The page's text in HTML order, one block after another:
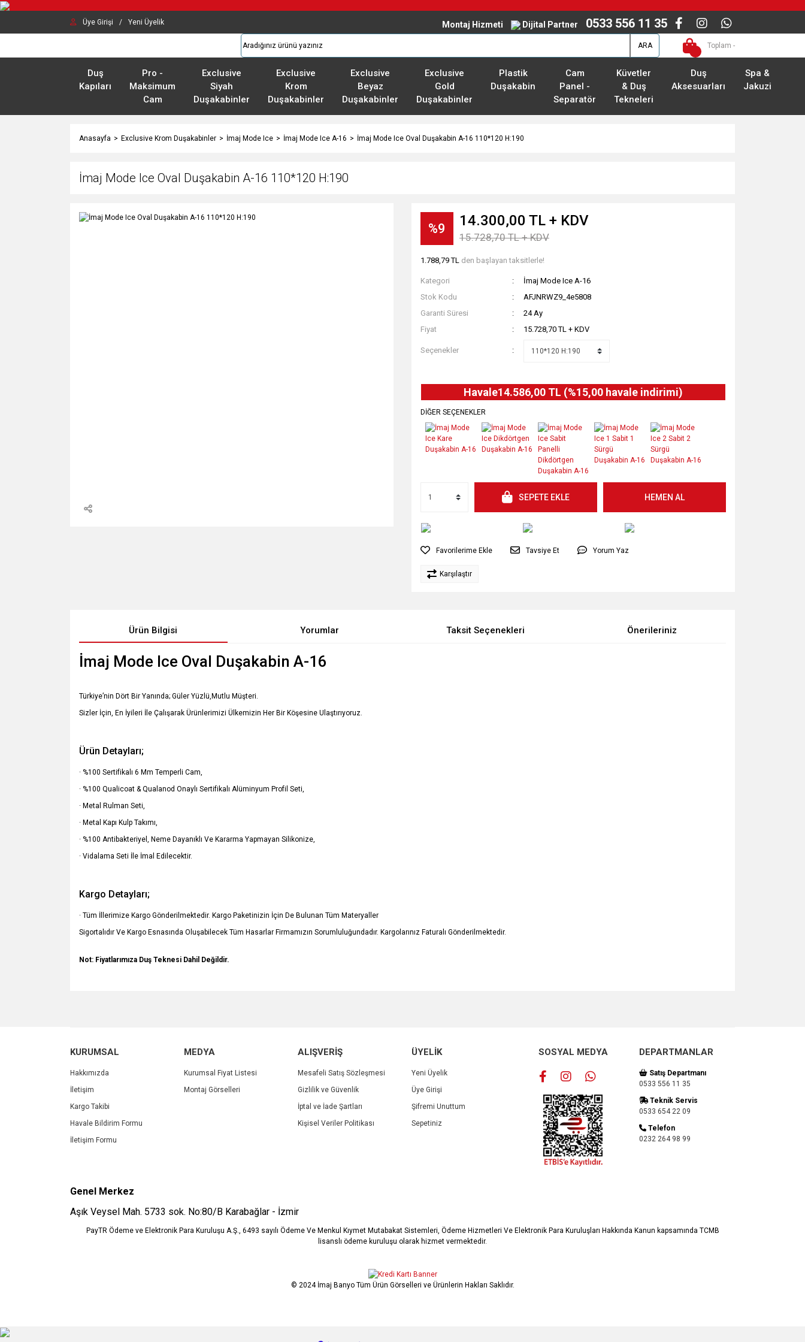
Üye Girişi / Yeni Üyelik Montaj Hizmeti Dijital Partner 0533 556 11 35
ARA Toplam -
Duş
Kapıları
Pro -
Maksimum
Cam
Exclusive
Siyah
Duşakabinler
Exclusive
Krom
Duşakabinler
Exclusive
Beyaz
Duşakabinler
Exclusive
Gold
Duşakabinler
Plastik
Duşakabin
Cam
Panel -
Separatör
Küvetler
& Duş
Tekneleri
Duş
Aksesuarları
Spa &
Jakuzi
Anasayfa Exclusive Krom Duşakabinler İmaj Mode Ice İmaj Mode Ice A-16 İmaj Mode Ice Oval Duşakabin A-16 110*120 H:190
İmaj Mode Ice Oval Duşakabin A-16 110*120 H:190
%9 14.300,00 TL + KDV
15.728,70 TL + KDV
1.788,79 TL den başlayan taksitlerle!
Kategori
İmaj Mode Ice A-16
Stok Kodu
AFJNRWZ9_4e5808
Garanti Süresi
24 Ay
Fiyat
15.728,70 TL + KDV
Seçenekler
Havale14.586,00 TL (%15,00 havale indirimi)
DİĞER SEÇENEKLER
SEPETE EKLE HEMEN AL
Tavsiye Et Yorum Yaz
Karşılaştır
Ürün Bilgisi Yorumlar Taksit Seçenekleri Önerileriniz
İmaj Mode Ice Oval Duşakabin A-16
Türkiye’nin Dört Bir Yanında; Güler Yüzlü,Mutlu Müşteri.
Sizler İçin, En İyileri İle Çalışarak Ürünlerimizi Ülkemizin Her Bir Köşesine Ulaştırıyoruz.
Ürün Detayları;
· %100 Sertifikalı 6 Mm Temperli Cam,
· %100 Qualicoat & Qualanod Onaylı Sertifikalı Alüminyum Profil Seti,
· Metal Rulman Seti,
· Metal Kapı Kulp Takımı,
· %100 Antibakteriyel, Neme Dayanıklı Ve Kararma Yapmayan Silikonize,
· Vidalama Seti İle İmal Edilecektir.
Kargo Detayları;
· Tüm İllerimize Kargo Gönderilmektedir. Kargo Paketinizin İçin De Bulunan Tüm Materyaller
Sigortalıdır Ve Kargo Esnasında Oluşabilecek Tüm Hasarlar Firmamızın Sorumluluğundadır. Kargolarınız Faturalı Gönderilmektedir.
Not: Fiyatlarımıza Duş Teknesi Dahil Değildir.
Yorum Yaz
Ürün açıklamasında eksik bilgiler bulunuyor.
Ürün bilgilerinde hatalar bulunuyor.
Ürün fiyatı diğer sitelerden daha pahalı.
Bu ürüne benzer farklı alternatifler olmalı.
KURUMSAL
Hakkımızda
İletişim
Kargo Takibi
Havale Bildirim Formu
İletişim Formu
MEDYA
Kurumsal Fiyat Listesi
Montaj Görselleri
ALIŞVERİŞ
Mesafeli Satış Sözleşmesi
Gizlilik ve Güvenlik
İptal ve İade Şartları
Kişisel Veriler Politikası
ÜYELİK
Yeni Üyelik
Üye Girişi
Şifremi Unuttum
Sepetiniz
SOSYAL MEDYA DEPARTMANLAR
Satış Departmanı
0533 556 11 35
Teknik Servis
0533 654 22 09
Telefon
0232 264 98 99
Genel Merkez
Aşık Veysel Mah. 5733 sok. No:80/B Karabağlar - İzmir
PayTR Ödeme ve Elektronik Para Kuruluşu A.Ş., 6493 sayılı Ödeme Ve Menkul Kıymet Mutabakat Sistemleri, Ödeme Hizmetleri Ve Elektronik Para Kuruluşları Hakkında Kanun kapsamında TCMB
lisanslı ödeme kuruluşu olarak hizmet vermektedir.
© 2024 İmaj Banyo Tüm Ürün Görselleri ve Ürünlerin Hakları Saklıdır.